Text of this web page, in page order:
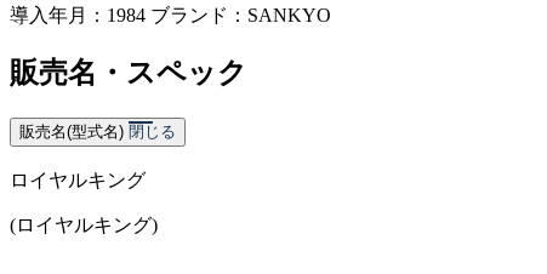
導入年月：1984 ブランド：SANKYO
販売名・スペック
販売名(型式名) 閉じる
ロイヤルキング
(ロイヤルキング)